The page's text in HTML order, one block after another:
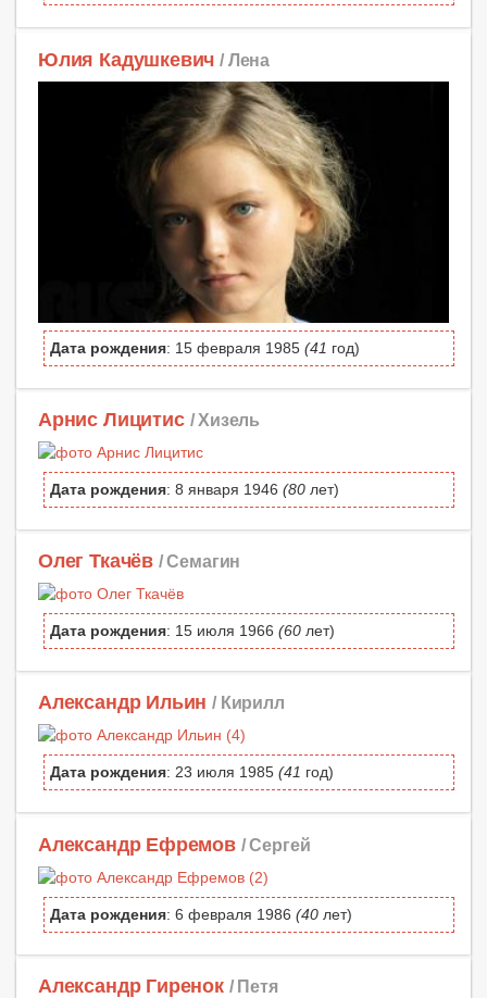
Юлия Кадушкевич / Лена
Дата рождения: 15 февраля 1985 (41 год)
Арнис Лицитис / Хизель
Дата рождения: 8 января 1946 (80 лет)
Олег Ткачёв / Семагин
Дата рождения: 15 июля 1966 (60 лет)
Александр Ильин / Кирилл
Дата рождения: 23 июля 1985 (41 год)
Александр Ефремов / Сергей
Дата рождения: 6 февраля 1986 (40 лет)
Александр Гиренок / Петя